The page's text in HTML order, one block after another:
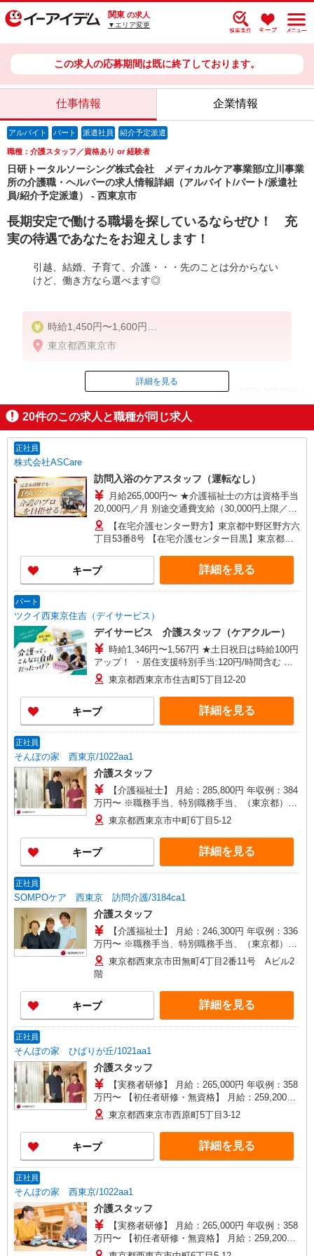
関東 の求人
▼エリア変更
この求人の応募期間は既に終了しております。
仕事情報 企業情報
アルバイト パート 派遣社員 紹介予定派遣
職種：介護スタッフ／資格あり or 経験者
日研トータルソーシング株式会社 メディカルケア事業部/立川事業
所の介護職・ヘルパーの求人情報詳細（アルバイト/パート/派遣社
員/紹介予定派遣） - 西東京市
長期安定で働ける職場を探しているならぜひ！ 充
実の待遇であなたをお迎えします！
引越、結婚、子育て、介護・・・先のことは分からない
けど、働き方なら選べます◎
時給1,450円〜1,600円
◆無資格・経験者：時給1,450円〜
◆初任者研修・経験者：時給1,500円〜
◆介護福祉士：時給1,600円〜
※経験者は3ヶ月以上
※給与幅は経験・能力による
★週払いOK（規定あり）
東京都西東京市
ID：AE0526569966
掲載期間終了
詳細を見る
20件のこの求人と職種が同じ求人
正社員
株式会社ASCare
訪問入浴のケアスタッフ（運転なし）
月給265,000円〜 ★介護福祉士の方は資格手当
20,000円／月 別途交通費支給（30,000円上限／
月） 別途残業手当（月平均残業時間15時間）残業
代全額支給
【在宅介護センター野方】東京都中野区野方六
丁目53番8号 【在宅介護センター目黒】東京都目
【在宅介護センター小岩】東京都江戸川区西小岩
四丁目14-6 メゾン司1階1F号室 【在宅介護セン
ター西東京】東京都西東京市西原町一丁目4-6 サ
京都練馬区石神井町三丁目18-4 ユービル102号
【在宅介護センター大田】東京都大田区蒲田二丁
目19-8
キープ 詳細を見る
パート
ツクイ西東京住吉（デイサービス）
デイサービス 介護スタッフ（ケアクルー）
時給1,346円〜1,567円 ★土日祝日は時給100円
アップ！ ・居住支援特別手当:120円/時間含む ※
給与幅は資格・経験等による
東京都西東京市住吉町5丁目12-20
キープ 詳細を見る
正社員
そんぽの家 西東京/1022aa1
介護スタッフ
【介護福祉士】 月給：285,800円 年収例：384
万円〜 ※職務手当、特別職務手当、（東京都）居
住支援特別手当、働きがい向上手当、日祝手当
（月平均2回分）、夜勤手当（月平均5回分）等、
毎月平均的に支払われる手当を含みます。 ※居住
支援特別手当は勤続5年目までの方はさらに1万円
支給（再入社は除く） ◎賞与：基本給2.08ヶ月分/
分〜）
東京都西東京市中町6丁目5-12
キープ 詳細を見る
正社員
SOMPOケア 西東京 訪問介護/3184ca1
介護スタッフ
【介護福祉士】 月給：246,300円 年収例：336
万円〜 ※職務手当、特別職務手当、（東京都）居
住支援特別手当、働きがい向上手当、日祝手当
（月平均2回分）等、毎月平均的に支払われる手当
を含みます。 ※居住支援特別手当は勤続5年目ま
での方はさらに1万円支給（再入社は除く） ◎賞
与：基本給2.08ヶ月分/年支給 ◎残業時は別途時間
外手当支給（超過1分〜）
東京都西東京市田無町4丁目2番11号 Aビル2
階
キープ 詳細を見る
正社員
そんぽの家 ひばりが丘/1021aa1
介護スタッフ
【実務者研修】 月給：265,000円 年収例：358
万円〜 【初任者研修・無資格】 月給：259,200円
年収例：350万円〜 ※職務手当、（東京都）居住
支援特別手当、働きがい向上手当、日祝手当（月
平均2回分）、夜勤手当（月平均5回分）等、毎月
平均的に支払われる手当を含みます。 ※夜勤は時
間数によって手当が異なります。 ※居住支援特別
入社は除く） ◎賞与：基本給2.08ヶ月分/年支給
◎残業時は別途時間外手当支給（超過1分〜）
東京都西東京市西原町5丁目3-12
キープ 詳細を見る
正社員
そんぽの家 西東京/1022aa1
介護スタッフ
【実務者研修】 月給：265,000円 年収例：358
万円〜 【初任者研修・無資格】 月給：259,200円
年収例：350万円〜 ※職務手当、（東京都）居住